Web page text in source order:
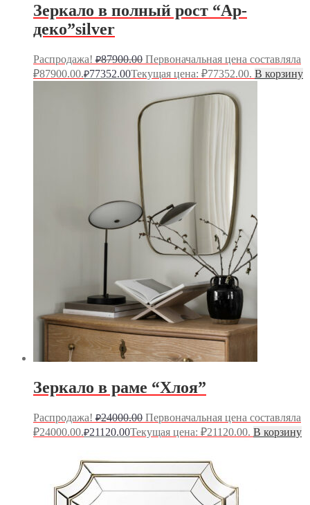
Зеркало в полный рост “Ар-
деко”silver
Распродажа! ₽87900.00 Первоначальная цена составляла
₽87900.00.₽77352.00Текущая цена: ₽77352.00. В корзину
Зеркало в раме “Хлоя”
Распродажа! ₽24000.00 Первоначальная цена составляла
₽24000.00.₽21120.00Текущая цена: ₽21120.00. В корзину